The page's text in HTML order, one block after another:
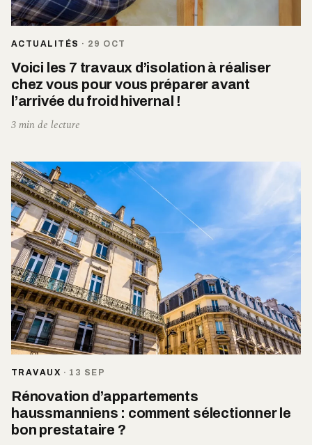
ACTUALITÉS · 29 OCT
Voici les 7 travaux d’isolation à réaliser
chez vous pour vous préparer avant
l’arrivée du froid hivernal !
3 min de lecture
TRAVAUX · 13 SEP
Rénovation d’appartements
haussmanniens : comment sélectionner le
bon prestataire ?